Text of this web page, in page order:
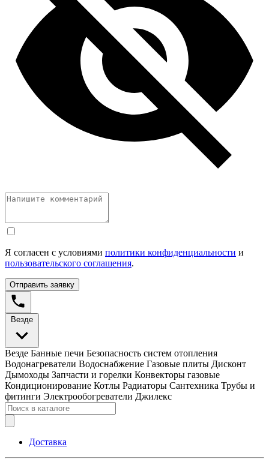
Я согласен с условиями политики конфиденциальности и
пользовательского соглашения.
Отправить заявку
Везде
Везде Банные печи Безопасность систем отопления
Водонагреватели Водоснабжение Газовые плиты Дисконт
Дымоходы Запчасти и горелки Конвекторы газовые
Кондиционирование Котлы Радиаторы Сантехника Трубы и
фитинги Электрообогреватели Джилекс
Доставка